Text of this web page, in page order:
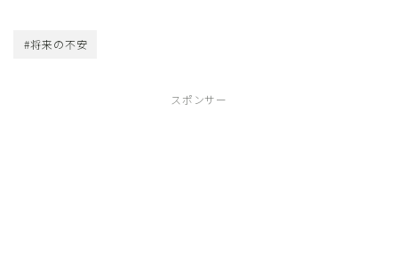
#将来の不安
スポンサー